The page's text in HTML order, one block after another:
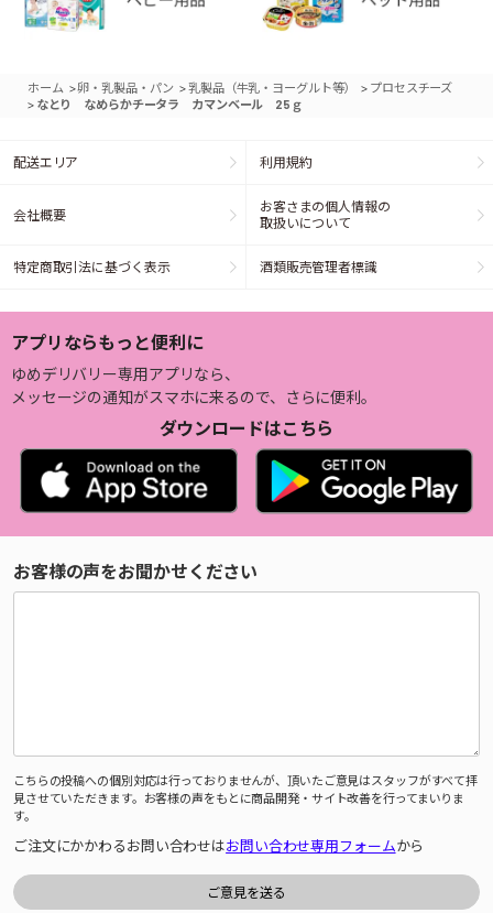
ホーム >卵・乳製品・パン >乳製品（牛乳・ヨーグルト等） > プロセスチーズ
> なとり なめらかチータラ カマンベール 25ｇ
配送エリア 利用規約
会社概要
お客さまの個人情報の
取扱いについて
特定商取引法に基づく表示 酒類販売管理者標識
アプリならもっと便利に
ゆめデリバリー専用アプリなら、
メッセージの通知がスマホに来るので、さらに便利。
ダウンロードはこちら
お客様の声をお聞かせください
こちらの投稿への個別対応は行っておりませんが、頂いたご意見はスタッフがすべて拝
見させていただきます。お客様の声をもとに商品開発・サイト改善を行ってまいりま
す。
ご注文にかかわるお問い合わせはお問い合わせ専用フォームから